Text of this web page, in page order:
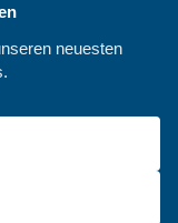
neuesten